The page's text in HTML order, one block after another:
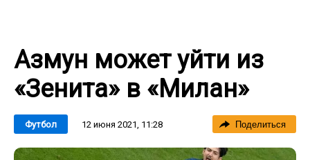
Азмун может уйти из
«Зенита» в «Милан»
Футбол 12 июня 2021, 11:28 Поделиться